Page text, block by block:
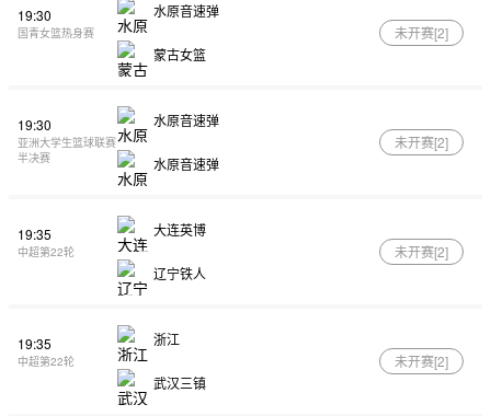
19:30
国青女篮热身赛
水原音速弹
蒙古女篮
未开赛[2]
19:30
亚洲大学生篮球联赛
半决赛
水原音速弹
水原音速弹
未开赛[2]
19:35
中超第22轮
大连英博
辽宁铁人
未开赛[2]
19:35
中超第22轮
浙江
武汉三镇
未开赛[2]